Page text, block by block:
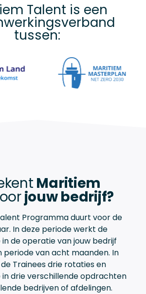
Talent is een
tussen:
Maritiem
jouw bedrijf?
Programma duurt voor de
In deze periode werkt de
de operatie van jouw bedrijf
periode van acht maanden. In
Trainees drie rotaties en
in drie verschillende opdrachten
bedrijven of afdelingen.